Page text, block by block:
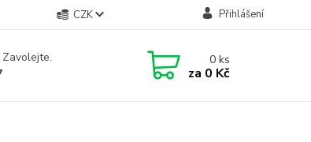
CZK Přihlášení
0ks
za 0 Kč